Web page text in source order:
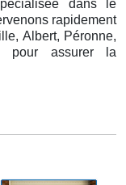
dans le
rapidement
Albert, Péronne,
pour assurer la